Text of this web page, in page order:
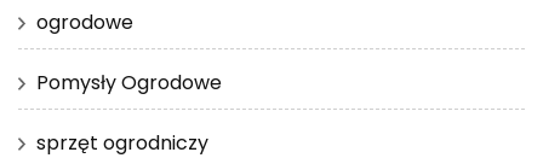
ogrodowe
Pomysły Ogrodowe
sprzęt ogrodniczy